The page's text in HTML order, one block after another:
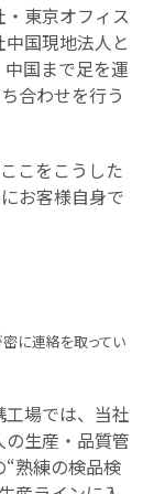
・東京オフィス
中国現地法人と
国まで足を運
合わせを行う
こをこうした
お客様自身で
に連絡を取ってい
工場では、当社
の生産・品質管
“熟練の検品検